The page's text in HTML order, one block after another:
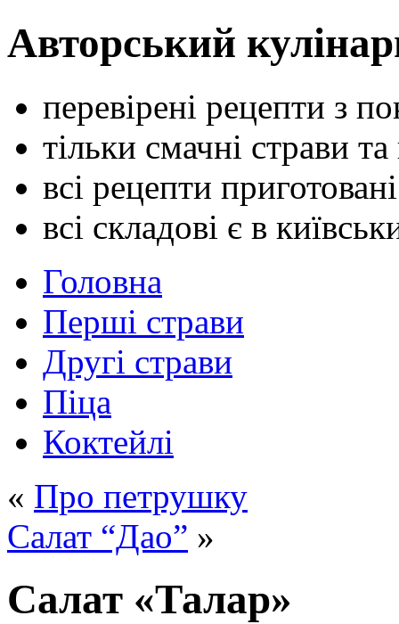
Авторський
перевірені рецепти з
тільки смачні страви та
всі рецепти
всі складові є в
Головна
Перші страви
Другі страви
Піца
Коктейлі
« Про петрушку
Салат “Дао” »
Салат «Талар»